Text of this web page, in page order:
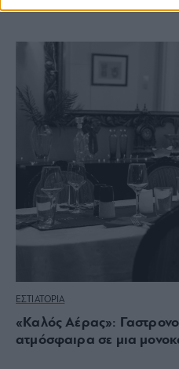
ΕΣΤΙΑΤΟΡΙΑ
«Καλός Αέρας»:
ατμόσφαιρα σε μια